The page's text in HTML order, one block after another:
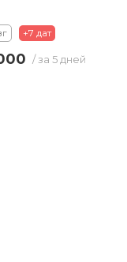
+7 дат
/ за 5 дней